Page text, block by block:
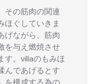
その筋肉の関連
ほぐしていきま
げながら、筋肉
を与え燃焼させ
す。villaのもみほ
んであげるとす